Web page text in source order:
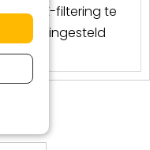
AJAX-filtering te
ook ingesteld